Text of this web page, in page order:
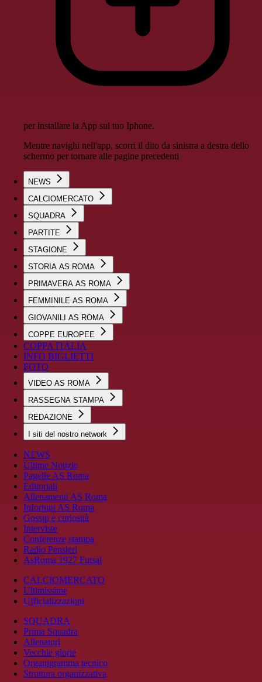
per installare la App sul tuo Iphone.
Mentre navighi nell'app, scorri il dito da sinistra a destra dello
schermo per tornare alle pagine precedenti
NEWS
CALCIOMERCATO
SQUADRA
PARTITE
STAGIONE
STORIA AS ROMA
PRIMAVERA AS ROMA
FEMMINILE AS ROMA
GIOVANILI AS ROMA
COPPE EUROPEE
COPPA ITALIA
INFO BIGLIETTI
FOTO
VIDEO AS ROMA
RASSEGNA STAMPA
REDAZIONE
I siti del nostro network
NEWS
Ultime Notizie
Pagelle AS Roma
Editoriali
Allenamenti AS Roma
Infortuni AS Roma
Gossip e curiosità
Interviste
Conferenze stampa
Radio Pensieri
AsRoma 1927 Futsal
CALCIOMERCATO
Ultimissime
Ufficializzazioni
SQUADRA
Prima Squadra
Allenatori
Vecchie glorie
Organigramma tecnico
Struttura organizzativa